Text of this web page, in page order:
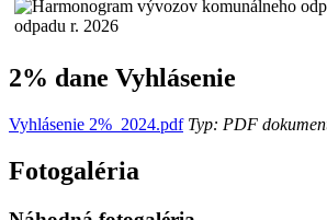
2% dane Vyhlásenie
Vyhlásenie 2%_2024.pdfTyp: PDF
Fotogaléria